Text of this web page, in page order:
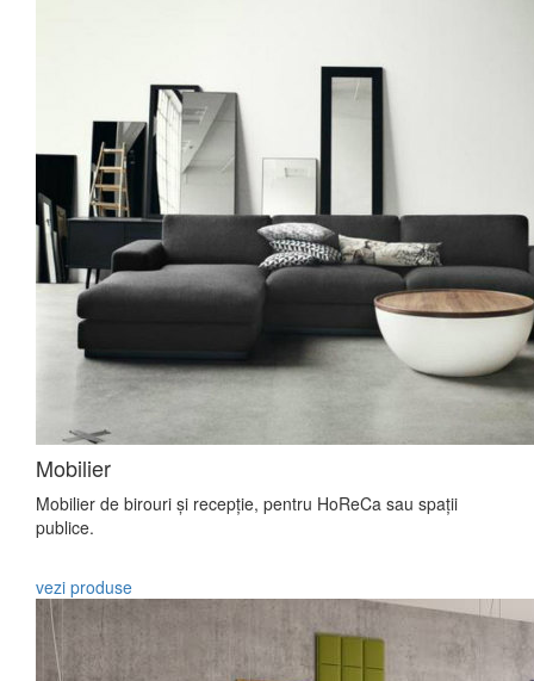
Mobilier
Mobilier de birouri și recepție, pentru HoReCa sau spații
publice.
vezi produse